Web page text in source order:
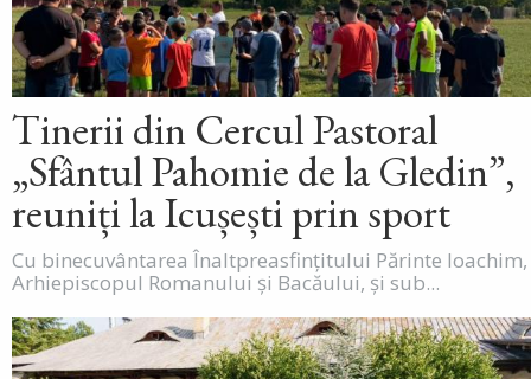
Tinerii din Cercul Pastoral
„Sfântul Pahomie de la Gledin”,
reuniți la Icușești prin sport
Cu binecuvântarea Înaltpreasfințitului Părinte Ioachim,
Arhiepiscopul Romanului și Bacăului, și sub...